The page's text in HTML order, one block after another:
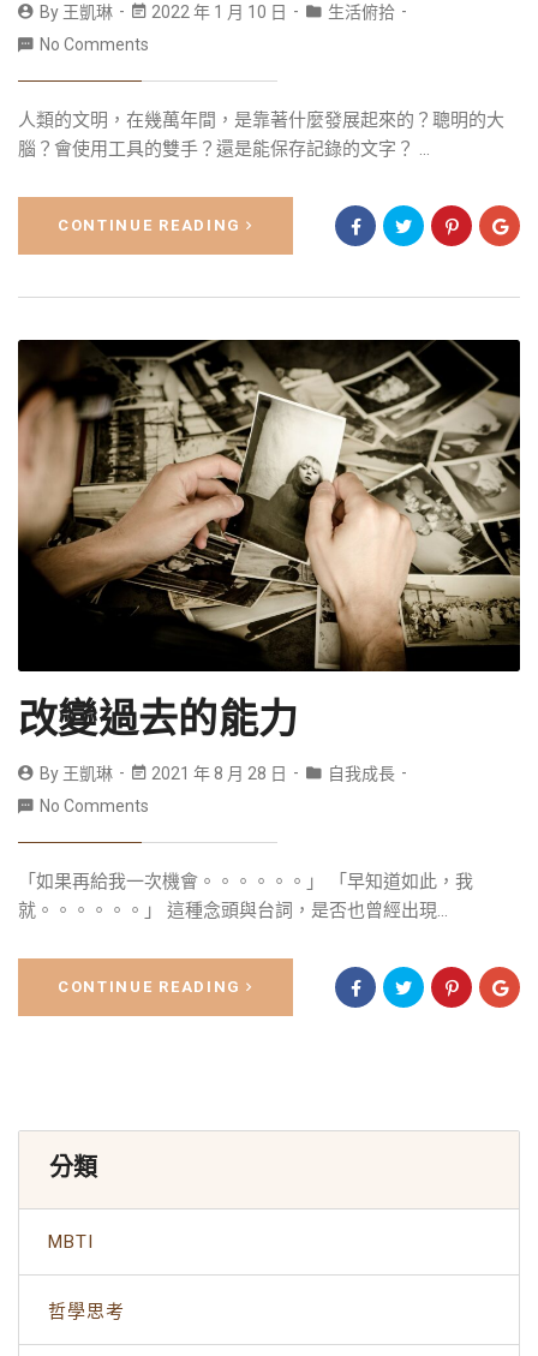
By 王凱琳 2022 年 1 月 10 日
生活俯拾
No Comments
人類的文明，在幾萬年間，是靠著什麼發展起來的？聰明的大
腦？會使用工具的雙手？還是能保存記錄的文字？ ...
CONTINUE READING
改變過去的能力
By 王凱琳 2021 年 8 月 28 日
自我成長
No Comments
「如果再給我一次機會。。。。。。」 「早知道如此，我
就。。。。。。」 這種念頭與台詞，是否也曾經出現...
CONTINUE READING
分類
MBTI
哲學思考